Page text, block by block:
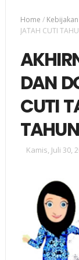
Home / Kebijakan
JATAH CUTI
DAN
CUTI
Kamis, Juli 30,